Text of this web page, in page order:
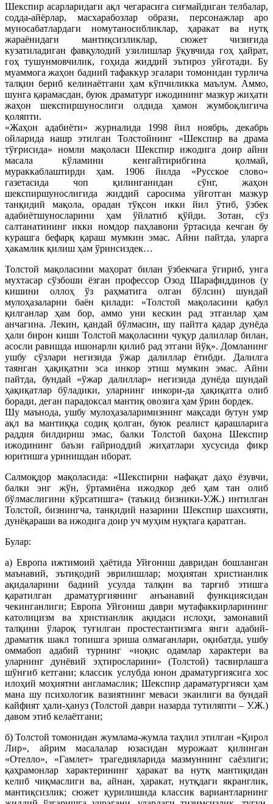
Шекспир асарларидаги ақл чегарасига сиғмайдиган телбалар,
содда-айёрлар, масхарабозлар образи, персонажлар аро
муносабатлардаги номутаносибликлар, ҳаракат ва нутқ
жараёнидаги мантиқсизликлар, сюжет чизиғида
кузатиладиган фавқулодий узилишлар ўқувчида гоҳ ҳайрат,
гоҳ тушунмовчилик, гоҳида жиддий эътироз уйғотади. Бу
муаммога жаҳон бадиий тафаккур эгалари томонидан турлича
талқин бериб келинаётгани ҳам кўпчиликка маълум. Аммо,
шунга қарамасдан, буюк драматург ижодининг мазкур жиҳати
жаҳон шекспиршунослиги олдида ҳамон жумбоқлигича
қоляпти.
«Жаҳон адабиёти» журналида 1998 йил ноябрь, декабрь
ойларида нашр этилган Толстойнинг «Шекспир ва драма
тўғрисида» номли мақоласи Шекспир ижодига доир айни
масала кўламини кенгайтирибгина қолмай,
мураккаблаштирди ҳам. 1906 йилда «Русское слово»
газетасида чоп қилинганидан сўнг, жаҳон
шекспиршунослигида жиддий саросима уйғотган мазкур
танқидий мақола, орадан тўқсон икки йил ўтиб, ўзбек
адабиётшуносларини ҳам ўйлатиб қўйди. Зотан, сўз
салтанатининг икки номдор паҳлавони ўртасида кечган бу
курашга бефарқ қараш мумкин эмас. Айни пайтда, уларга
ҳакамлик қилиш ҳам ўринсиздек…
Толстой мақоласини маҳорат билан ўзбекчага ўгириб, унга
мухтасар сўзбоши ёзган профессор Озод Шарафиддинов (у
кишини оллоҳ ўз раҳматига олган бўлсин) шундай
мулоҳазаларни баён қилади: «Толстой мақоласини қабул
қилганлар ҳам бор, аммо уни кескин рад этганлар ҳам
анчагина. Лекин, қандай бўлмасин, шу пайтга қадар дунёда
ҳали бирон киши Толстой мақоласини чуқур далиллар билан,
асосли равишда ишонарли қилиб рад этгани йўқ». Домланинг
ушбу сўзлари негизида ўжар далиллар ётибди. Далилга
таянган ҳақиқатни эса инкор этиш мумкин эмас. Айни
пайтда, бундай «ўжар далиллар» негизида дунёда шундай
ҳақиқатлар бўладики, уларнинг инкори-да ҳақиқатга олиб
боради, деган парадоксал мантиқ овозига ҳам ўрин бордек.
Шу маънода, ушбу мулоҳазаларимизнинг мақсади бутун умр
ақл ва мантиққа содиқ қолган, буюк реалист қарашларига
раддия билдириш эмас, балки Толстой баҳона Шекспир
ижодининг баъзи ғайриоддий жиҳатлари хусусида фикр
юритишга уринишдан иборат.
Салмоқдор мақоласида: «Шекспирни нафақат даҳо ёзувчи,
балки энг жўн, ўртамиёна ижодкор деб ҳам тан олиб
бўлмаслигини кўрсатишга» (таъкид бизники-У.Ж.) интилган
Толстой, бизнингча, танқидий назарини Шекспир шахсияти,
дунёқараши ва ижодига доир уч муҳим нуқтага қаратган.
Булар:
а) Европа ижтимоий ҳаётида Уйғониш давридан бошланган
маънавий, эътиқодий эврилишлар; моҳиятан христианлик
ақидаларини бадиий усулда талқин ва тарғиб этишга
қаратилган драматургиянинг анъанавий функциясидан
чекинганлиги; Европа Уйғониш даври мутафаккирларининг
католицизм ва христианлик ақидаси ислоҳи, замонавий
талқини ўлароқ туғилган простестантизмга янги адабий-
драматик шакл топишга эриша олмаганлари, оқибатда, ушбу
оммабоп адабий турнинг «ноқис одамлар характери ва
уларнинг дунёвий эҳтиросларини» (Толстой) тасвирлашга
шўнғиб кетгани; классик услубда юнон драматургиясига хос
илоҳий моҳиятни англамаслик; Шекспир дараматургияси ҳам
мана шу психологик вазиятнинг меваси эканлиги ва бундай
кайфият ҳали-ҳануз (Толстой даври назарда тутиляпти – У.Ж.)
давом этиб келаётгани;
б) Толстой томонидан жумлама-жумла таҳлил этилган «Қирол
Лир», айрим масалалар юзасидан мурожаат қилинган
«Отелло», «Гамлет» трагедияларида мазмуннинг саёзлиги;
қаҳрамонлар характерининг ҳаракат ва нутқ мантиқидан
келиб чиқмаслиги ва, айнан, ҳаракат, нутқдаги якранглик,
мантиқсизлик; сюжет қурилишида классик вариантларнинг